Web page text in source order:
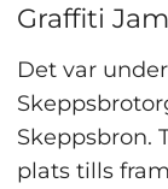
Graffiti
Det var
Skeppsbron.
plats tills